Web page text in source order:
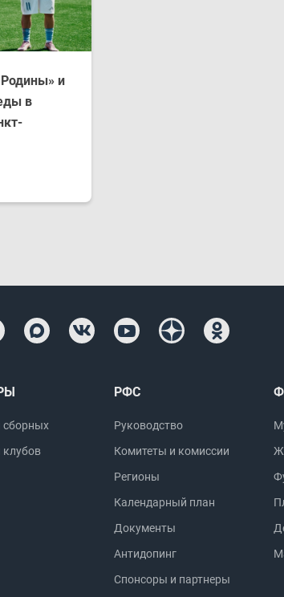
и
в
сборных
РФС
Руководство
Комитеты и комиссии
Регионы
Календарный план
Документы
Антидопинг
Спонсоры и партнеры